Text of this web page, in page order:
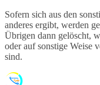
Sofern sich aus den
anderes ergibt, werden
Übrigen dann gelöscht,
oder auf sonstige Weise
sind.